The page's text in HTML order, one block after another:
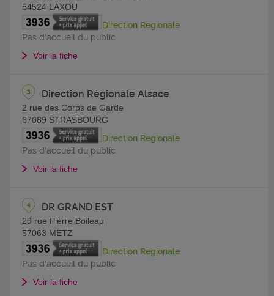
54524LAXOU
Direction Regionale
Pas d'accueil du public
Voir la fiche
Direction Régionale Alsace
2 rue des Corps de Garde
67089 STRASBOURG
Direction Regionale
Pas d'accueil du public
Voir la fiche
DR GRAND EST
29 rue Pierre Boileau
57063 METZ
Direction Regionale
Pas d'accueil du public
Voir la fiche